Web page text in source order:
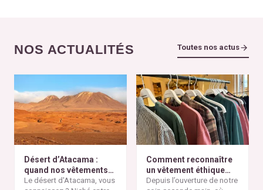
NOS ACTUALITÉS Toutes nos actus
Désert d’Atacama :
quand nos vêtements
finissent à l’autre bout
Le désert d'Atacama, vous
Comment reconnaître
un vêtement éthique
selon nos critères ?
Depuis l’ouverture de notre